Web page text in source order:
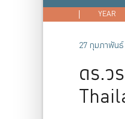
YEAR
27 กุมภาพันธ์
ดร.ว